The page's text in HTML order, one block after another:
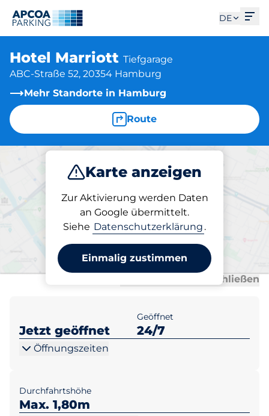
DE
Hotel Marriott Tiefgarage
ABC-Straße 52, 20354 Hamburg
Mehr Standorte in Hamburg
Route
Karte anzeigen
Zur Aktivierung werden Daten
an Google übermittelt.
Siehe Datenschutzerklärung .
Einmalig zustimmen
Laden
Abos am Standort
Hotel Marriott
Alle schließen
Jetzt geöffnet
Geöffnet
24/7
Öffnungszeiten
Durchfahrtshöhe
Max. 1,80m